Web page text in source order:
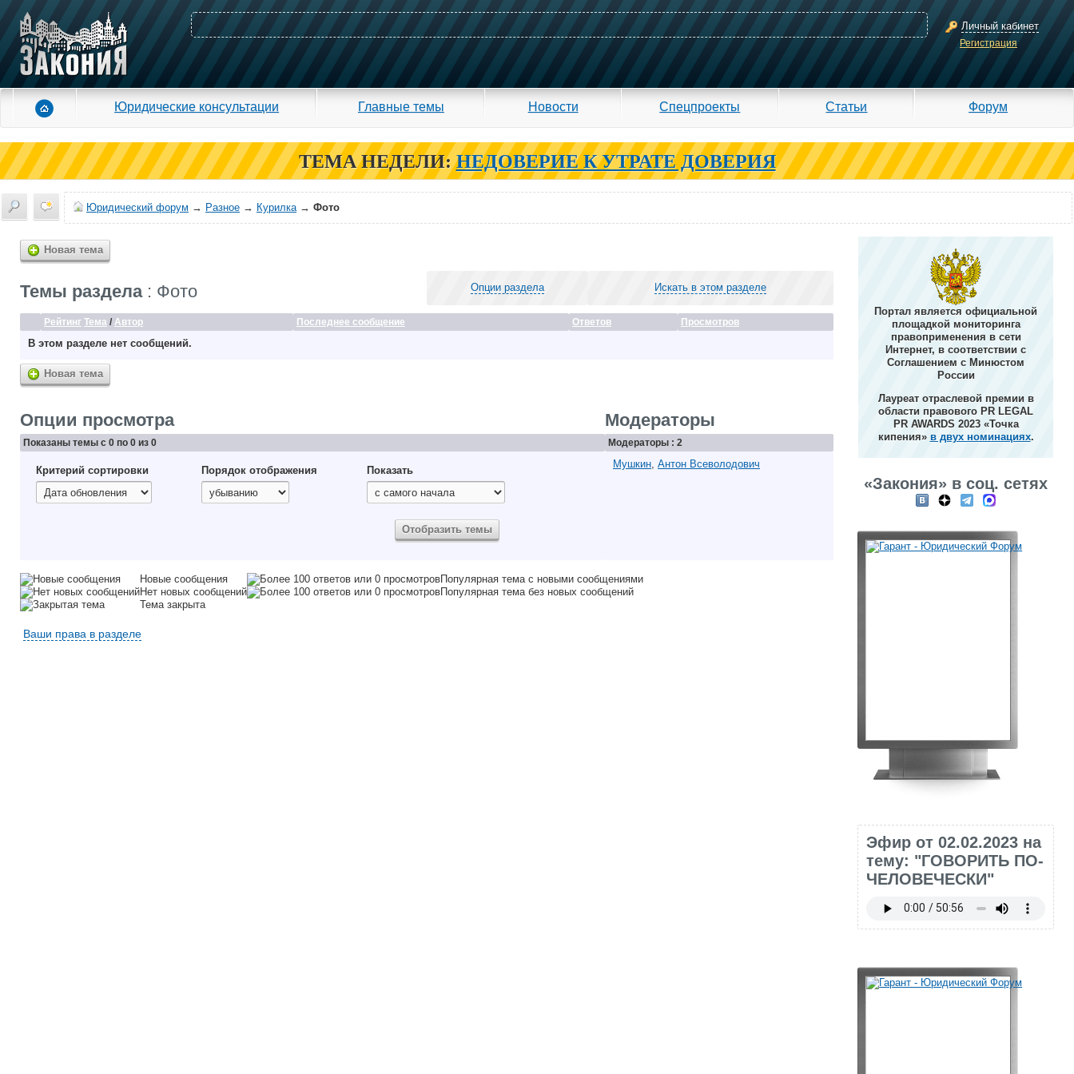
Личный кабинет
Регистрация
Юридические консультации Главные темы Новости Спецпроекты Статьи Форум
ТЕМА НЕДЕЛИ: НЕДОВЕРИЕ К УТРАТЕ ДОВЕРИЯ
Юридический форум → Разное → Курилка→ Фото
Новая тема
Темы раздела: Фото Опции раздела Искать в этом разделе
Рейтинг Тема / Автор Последнее сообщение Ответов Просмотров
В этом разделе нет сообщений.
Новая тема
Опции просмотра Модераторы
Показаны темы с 0 по 0 из 0 Модераторы : 2
Критерий сортировки Порядок отображения Показать
Мушкин, Антон Всеволодович
Новые сообщения
Популярная тема с новыми сообщениями
Нет новых сообщений
Популярная тема без новых сообщений
Тема закрыта
Ваши права в разделе
Портал является официальной
площадкой мониторинга
правоприменения в сети
Интернет, в соответствии с
Соглашением с Минюстом
России
Лауреат отраслевой премии в
области правового PR LEGAL
PR AWARDS 2023 «Точка
кипения» в двух номинациях.
«Закония» в соц. сетях
Эфир от 02.02.2023 на
тему: "ГОВОРИТЬ ПО-
ЧЕЛОВЕЧЕСКИ"